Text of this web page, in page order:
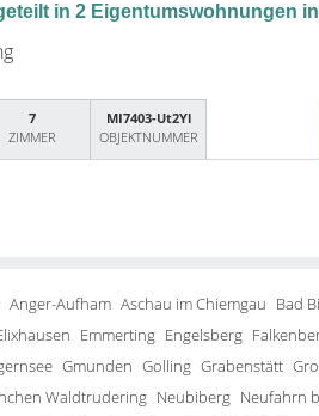
in 2 Eigentumswohnungen
7
ZIMMER
MI7403-Ut2Yl
OBJEKTNUMMER
Anger-Aufham Aschau im Chiemgau Bad
Emmerting Engelsberg
Gmunden Golling Grabenstätt
Waldtrudering Neubiberg Neufahrn